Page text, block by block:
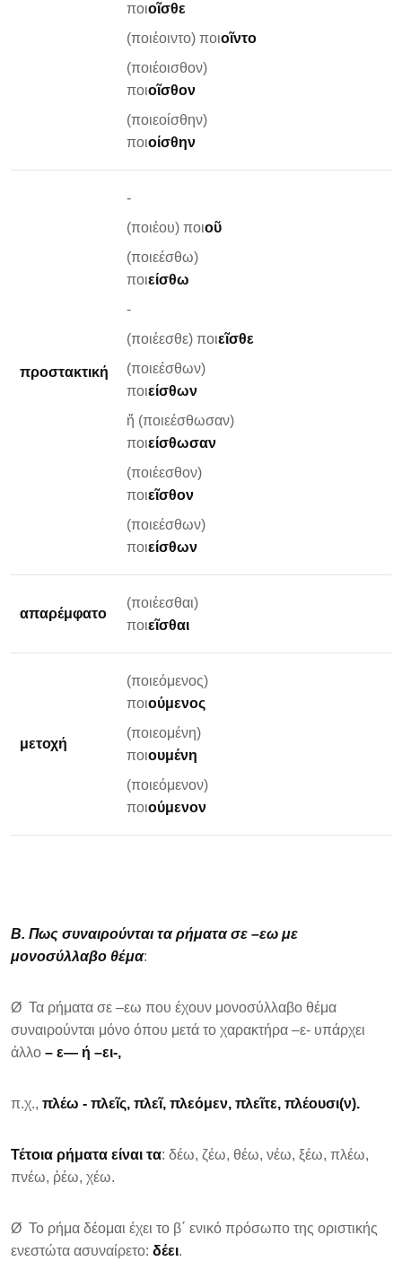
ποιοῖσθε
(ποιέοιντο) ποιοῖντο
(ποιέοισθον)
ποιοῖσθον
(ποιεοίσθην)
ποιοίσθην
προστακτική
-
(ποιέου) ποιοῦ
(ποιεέσθω)
ποιείσθω
-
(ποιέεσθε) ποιεῖσθε
(ποιεέσθων)
ποιείσθων
ἤ (ποιεέσθωσαν)
ποιείσθωσαν
(ποιέεσθον)
ποιεῖσθον
(ποιεέσθων)
ποιείσθων
απαρέμφατο
(ποιέεσθαι)
ποιεῖσθαι
μετοχή
(ποιεόμενος)
ποιούμενος
(ποιεομένη)
ποιουμένη
(ποιεόμενον)
ποιούμενον
Β. Πως συναιρούνται τα ρήματα σε –εω με
μονοσύλλαβο θέμα:
Ø Τα ρήματα σε –εω που έχουν μονοσύλλαβο θέμα
συναιρούνται μόνο όπου μετά το χαρακτήρα –ε- υπάρχει
άλλο – ε— ή –ει-,
π.χ., πλέω - πλεῖς, πλεῖ, πλεόμεν, πλεῖτε, πλέουσι(ν).
Τέτοια ρήματα είναι τα: δέω, ζέω, θέω, νέω, ξέω, πλέω,
πνέω, ῥέω, χέω.
Ø Το ρήμα δέομαι έχει το β΄ ενικό πρόσωπο της οριστικής
ενεστώτα ασυναίρετο: δέει.